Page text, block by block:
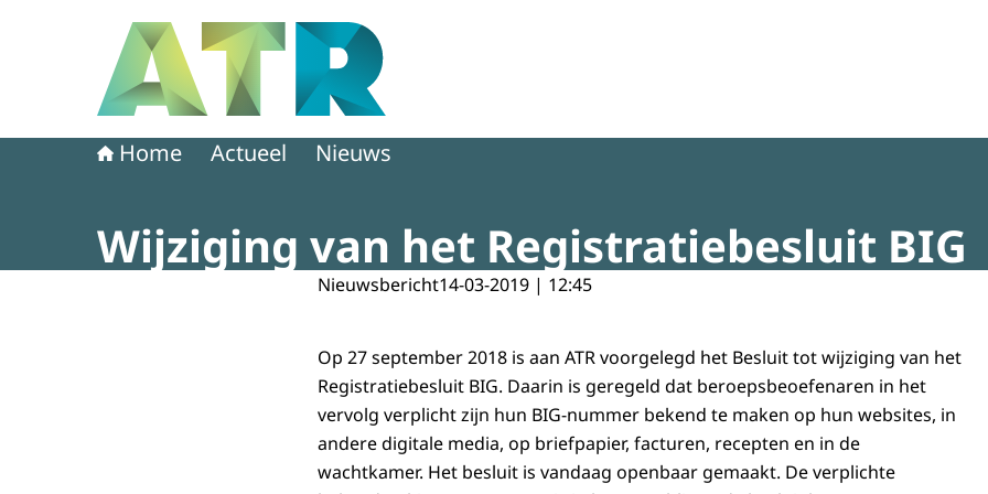
Home Actueel Nieuws
Wijziging van het Registratiebesluit BIG
Nieuwsbericht14-03-2019 | 12:45
Op 27 september 2018 is aan ATR voorgelegd het Besluit tot wijziging van het
Registratiebesluit BIG. Daarin is geregeld dat beroepsbeoefenaren in het
vervolg verplicht zijn hun BIG-nummer bekend te maken op hun websites, in
andere digitale media, op briefpapier, facturen, recepten en in de
wachtkamer. Het besluit is vandaag openbaar gemaakt. De verplichte